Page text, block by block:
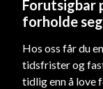
Forutsigbar
forholde
Hos oss får du
tidsfrister og
tidlig enn å love